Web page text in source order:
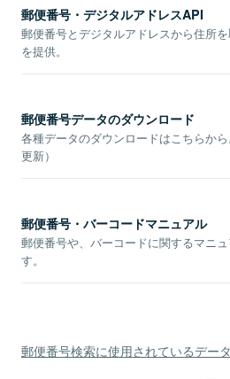
郵便番号・デジタルアドレスAPI
郵便番号とデジタルアドレスから住所
を提供。
郵便番号データのダウンロード
各種データのダウンロードはこちらか
更新）
郵便番号・バーコードマニュアル
郵便番号や、バーコードに関するマニ
す。
郵便番号検索に使用されているデー